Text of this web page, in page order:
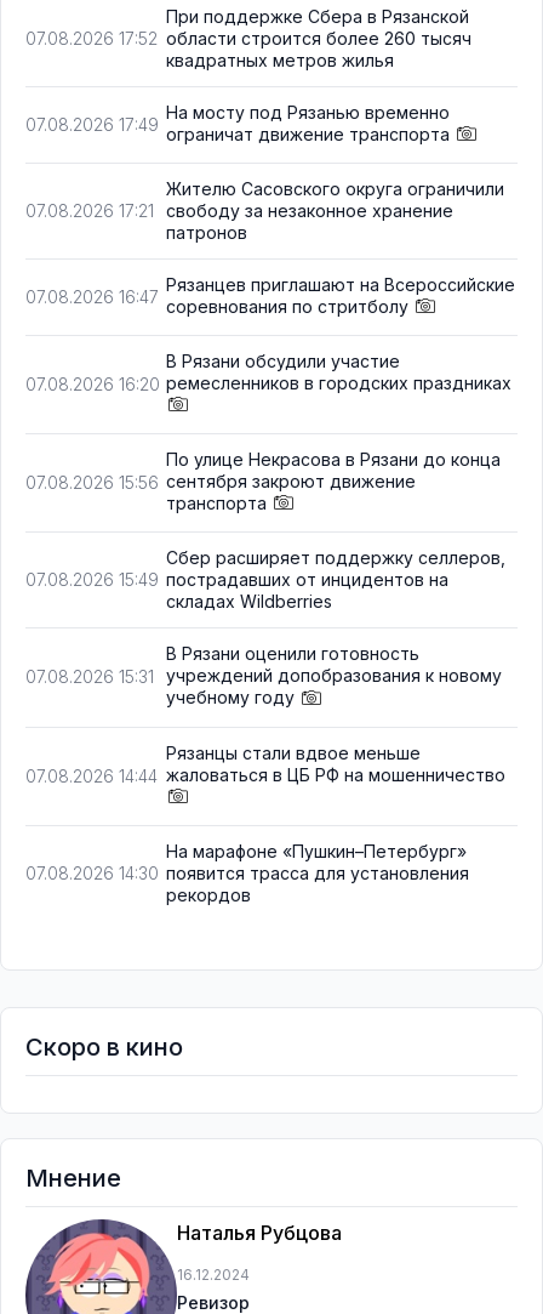
07.08.2026 17:52
При поддержке Сбера в Рязанской
области строится более 260 тысяч
квадратных метров жилья
07.08.2026 17:49
На мосту под Рязанью временно
ограничат движение транспорта
07.08.2026 17:21
Жителю Сасовского округа ограничили
свободу за незаконное хранение
патронов
07.08.2026 16:47
Рязанцев приглашают на Всероссийские
соревнования по стритболу
07.08.2026 16:20
В Рязани обсудили участие
ремесленников в городских праздниках
07.08.2026 15:56
По улице Некрасова в Рязани до конца
сентября закроют движение
транспорта
07.08.2026 15:49
Сбер расширяет поддержку селлеров,
пострадавших от инцидентов на
складах Wildberries
07.08.2026 15:31
В Рязани оценили готовность
учреждений допобразования к новому
учебному году
07.08.2026 14:44
Рязанцы стали вдвое меньше
жаловаться в ЦБ РФ на мошенничество
07.08.2026 14:30
На марафоне «Пушкин–Петербург»
появится трасса для установления
рекордов
Скоро в кино
Мнение
Наталья Рубцова
16.12.2024
Ревизор